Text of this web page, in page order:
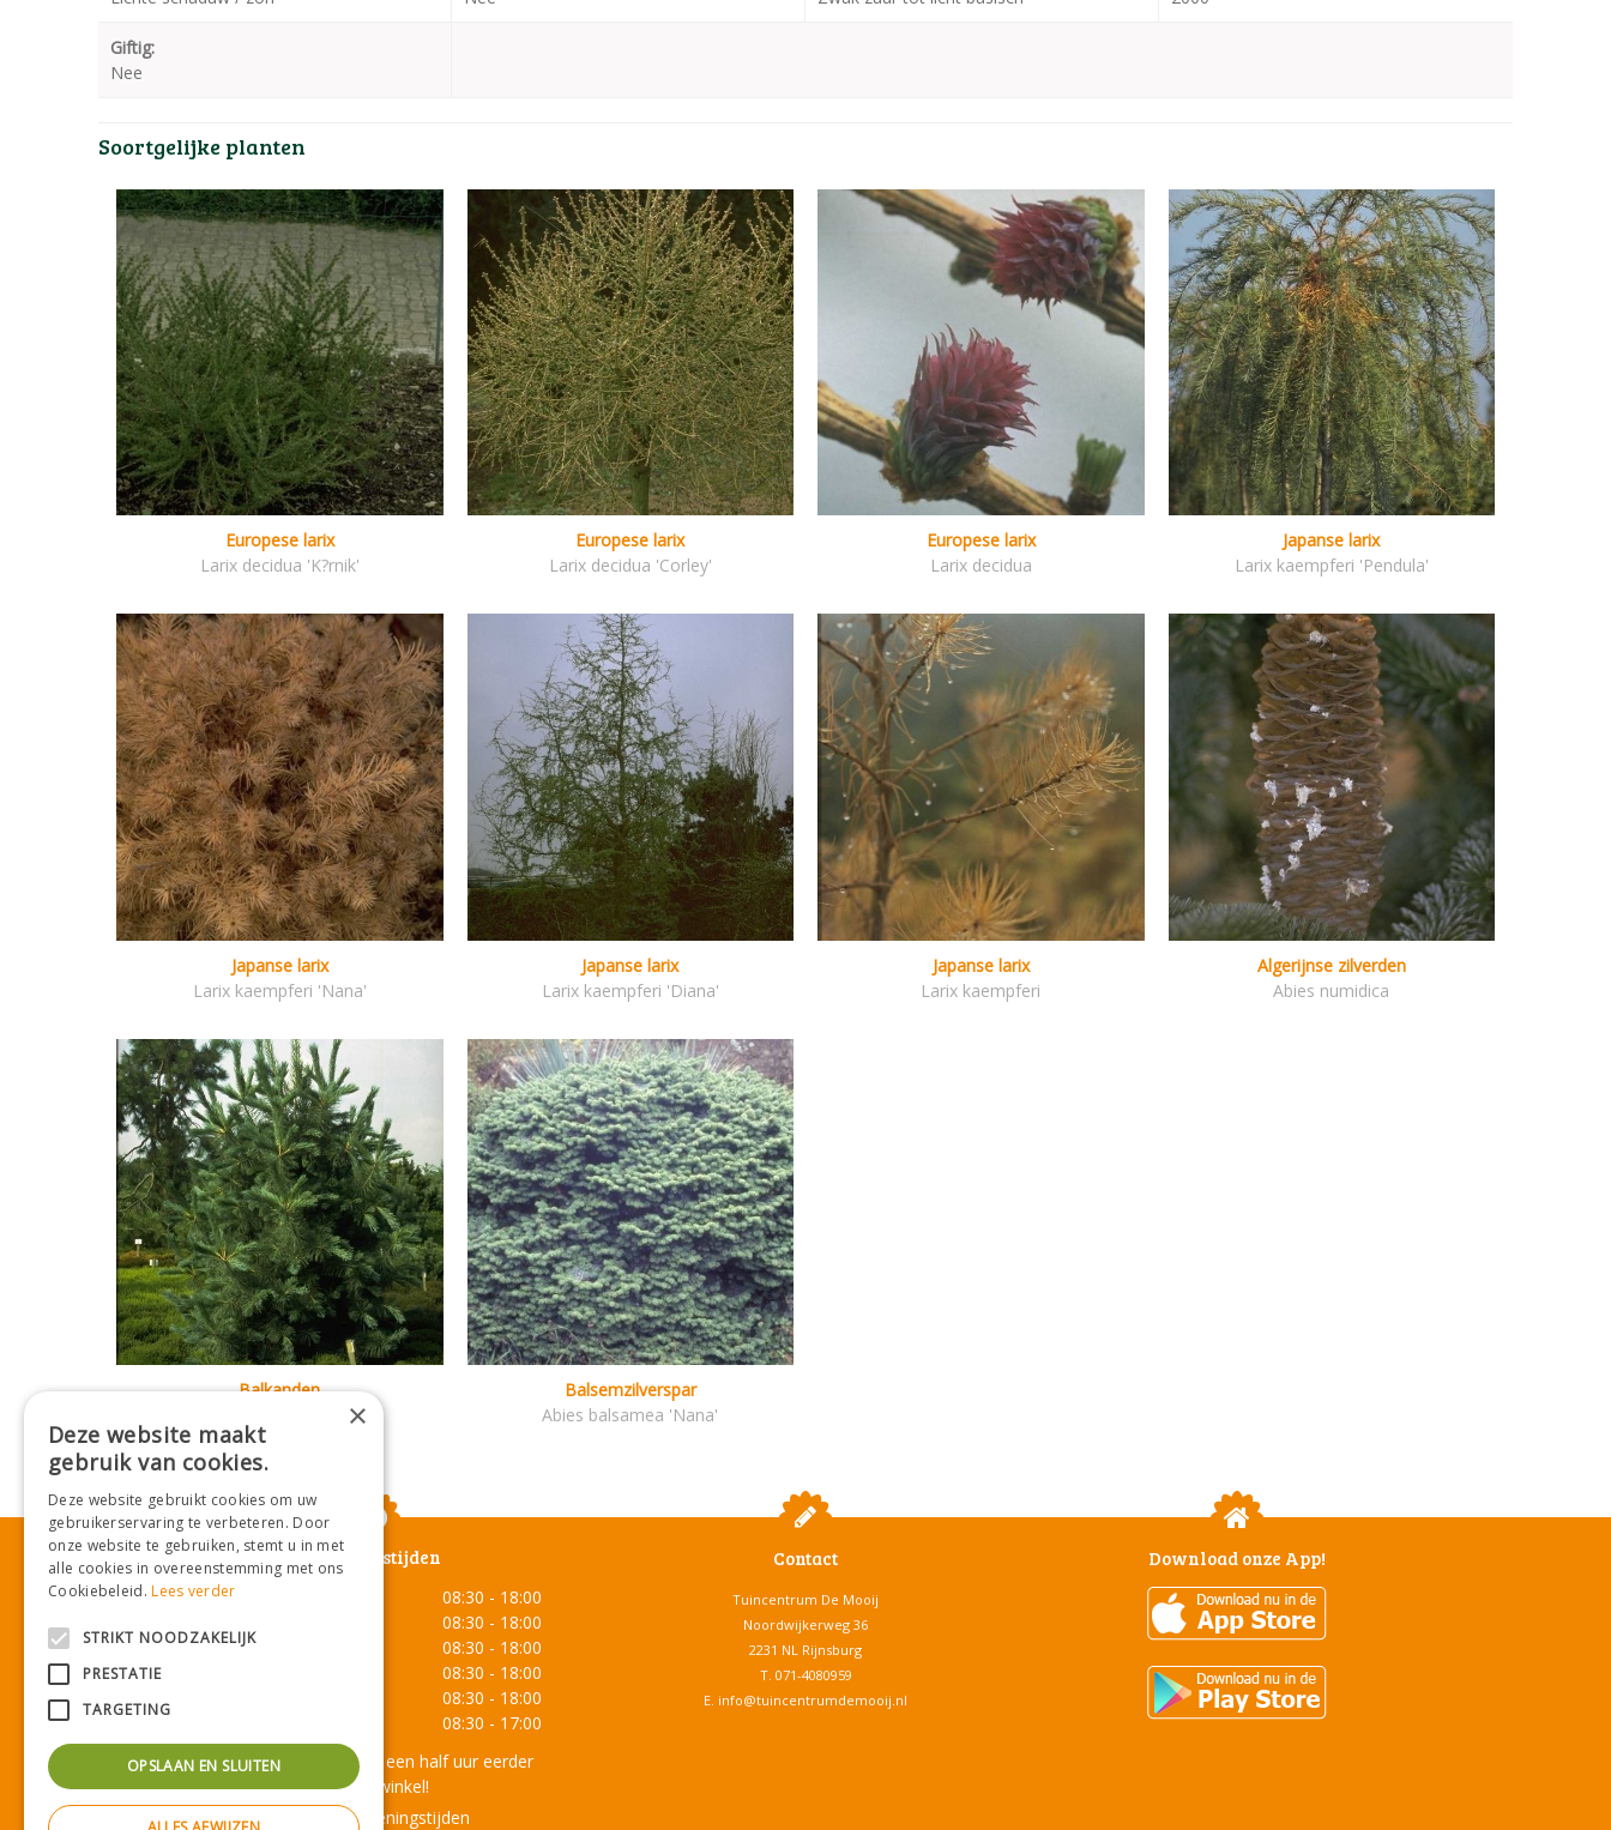
Giftig:
Nee
Soortgelijke planten
Europese larix
Larix decidua 'K?rnik'
Europese larix
Larix decidua 'Corley'
Europese larix
Larix decidua
Japanse larix
Larix kaempferi 'Pendula'
Japanse larix
Larix kaempferi 'Nana'
Japanse larix
Larix kaempferi 'Diana'
Japanse larix
Larix kaempferi
Algerijnse zilverden
Abies numidica
Balkanden
Balsemzilverspar
Abies balsamea 'Nana'
Openingstijden
Maandag
08:30 - 18:00
08:30 - 18:00
Woensdag
08:30 - 18:00
08:30 - 18:00
08:30 - 18:00
08:30 - 17:00
Onze lunchroom sluit een half uur eerder
dan de winkel!
Toon alle openingstijden
Contact
Tuincentrum De Mooij
Noordwijkerweg 36
2231 NL Rijnsburg
T. 071-4080959
E. info@tuincentrumdemooij.nl
Download onze App!
×
Deze website maakt
gebruik van cookies.
Deze website gebruikt cookies om uw
gebruikerservaring te verbeteren. Door
onze website te gebruiken, stemt u in met
alle cookies in overeenstemming met ons
Cookiebeleid.Lees verder
STRIKT NOODZAKELIJK
PRESTATIE
TARGETING
OPSLAAN EN SLUITEN